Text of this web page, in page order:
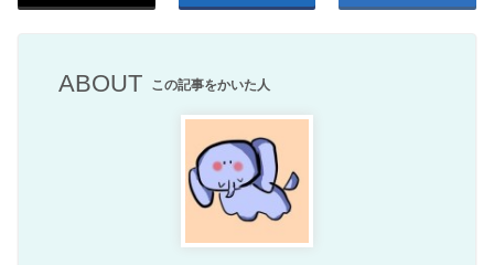
ABOUT この記事をかいた人